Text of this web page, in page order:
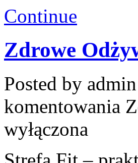
Continue
Zdrowe
Posted by admin
komentowania
wyłączona